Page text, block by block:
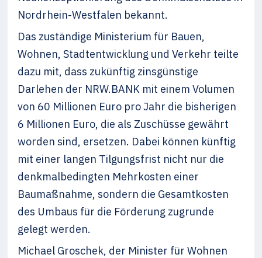
Nordrhein-Westfalen bekannt.
Das zuständige Ministerium für Bauen,
Wohnen, Stadtentwicklung und Verkehr teilte
dazu mit, dass zukünftig zinsgünstige
Darlehen der NRW.BANK mit einem Volumen
von 60 Millionen Euro pro Jahr die bisherigen
6 Millionen Euro, die als Zuschüsse gewährt
worden sind, ersetzen. Dabei können künftig
mit einer langen Tilgungsfrist nicht nur die
denkmalbedingten Mehrkosten einer
Baumaßnahme, sondern die Gesamtkosten
des Umbaus für die Förderung zugrunde
gelegt werden.
Michael Groschek, der Minister für Wohnen